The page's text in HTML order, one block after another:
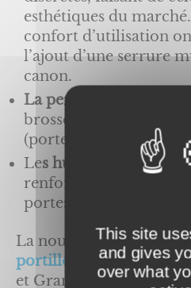
esthétiques du
confort d’utilisation
l’ajout d’une serrure
canon.
La personnalisation
brossé ou par des
(porte Visio-
Les hublots
en
renforcent la qualité et
portes.
La nouveautéportes de
portillon
pour les
et Grande Villa) et
This site
and gives
over what